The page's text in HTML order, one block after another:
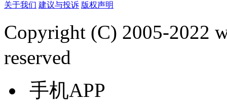
关于我们 建议与投诉 版权声明
Copyright (C) 2005-2022
reserved
手机APP